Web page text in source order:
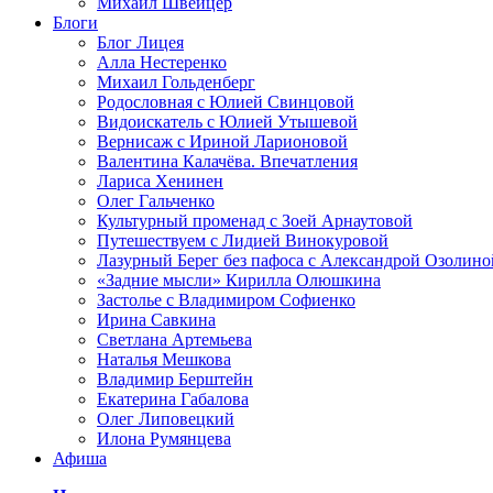
Блоги
Блог Лицея
Алла Нестеренко
Михаил Гольденберг
Родословная с Юлией Свинцовой
Видоискатель с Юлией Утышевой
Вернисаж с Ириной Ларионовой
Валентина Калачёва. Впечатления
Лариса Хенинен
Олег Гальченко
Культурный променад с Зоей Арнаутовой
Путешествуем с Лидией Винокуровой
Лазурный Берег без пафоса с Александрой
«Задние мысли» Кирилла Олюшкина
Застолье с Владимиром Софиенко
Ирина Савкина
Светлана Артемьева
Наталья Мешкова
Владимир Берштейн
Екатерина Габалова
Олег Липовецкий
Илона Румянцева
Афиша